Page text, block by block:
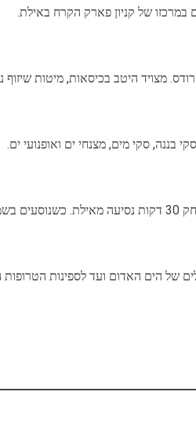
של קניון פארק הקרח באילת.
מצויד היטב בכיסאות, מיטות שיזוף
בננה, סקי מים, מצנחי ים ואופנועי ים.
לכאן
של הים האדום ועד לספינות הטרופות